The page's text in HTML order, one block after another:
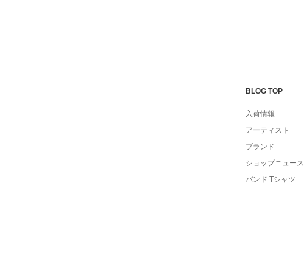
BLOG TOP
入荷情報
アーティスト
ブランド
ショップニュース
バンド Tシャツ